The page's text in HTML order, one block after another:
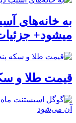
به خانه‌های
میشود+
قیمت طلا و سکه